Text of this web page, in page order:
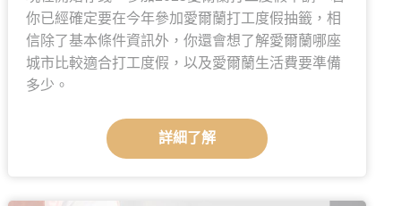
你已經確定要在今年參加愛爾蘭打工度假抽籤，相
信除了基本條件資訊外，你還會想了解愛爾蘭哪座
城市比較適合打工度假，以及愛爾蘭生活費要準備
多少。
詳細了解